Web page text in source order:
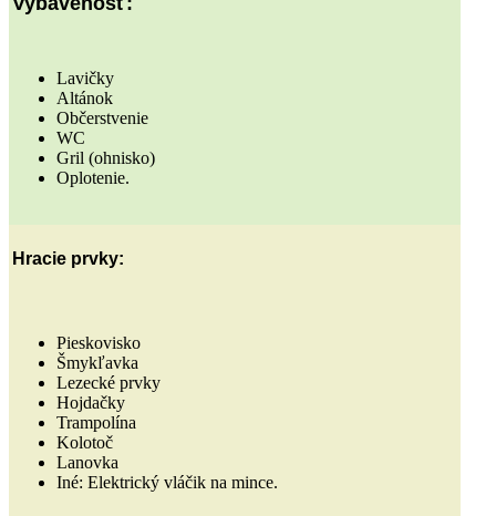
Lavičky
Altánok
Občerstvenie
WC
Gril (ohnisko)
Oplotenie.
Hracie prvky:
Pieskovisko
Šmykľavka
Lezecké prvky
Hojdačky
Trampolína
Kolotoč
Lanovka
Iné: Elektrický vláčik na mince.